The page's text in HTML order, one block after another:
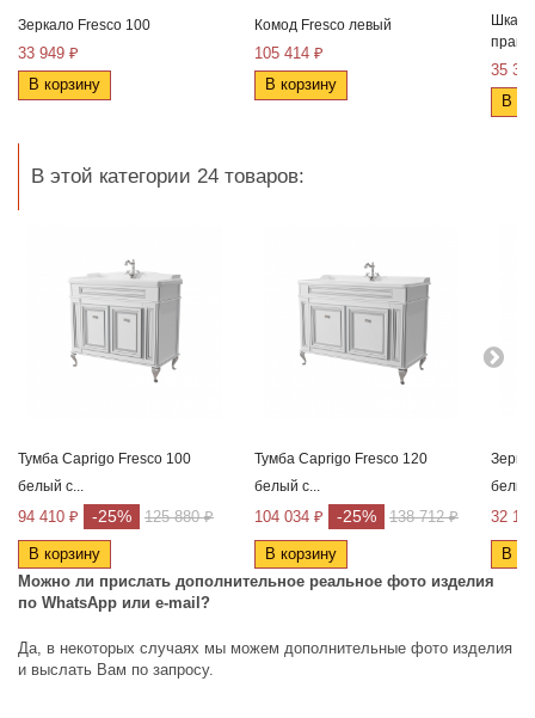
Зеркало Fresco 100
33 949 ₽
В корзину
Комод Fresco левый
105 414 ₽
В корзину
Шкаф
35
В
В этой категории 24 товаров:
Тумба Caprigo Fresco 100
белый с...
94 410 ₽ -25% 125 880 ₽
В корзину
Тумба Caprigo Fresco 120
белый с...
104 034 ₽ -25% 138 712 ₽
В корзину
белый
32
В
Можно ли прислать дополнительное реальное фото изделия
по WhatsApp или e-mail?
Да, в некоторых случаях мы можем дополнительные фото изделия
и выслать Вам по запросу.